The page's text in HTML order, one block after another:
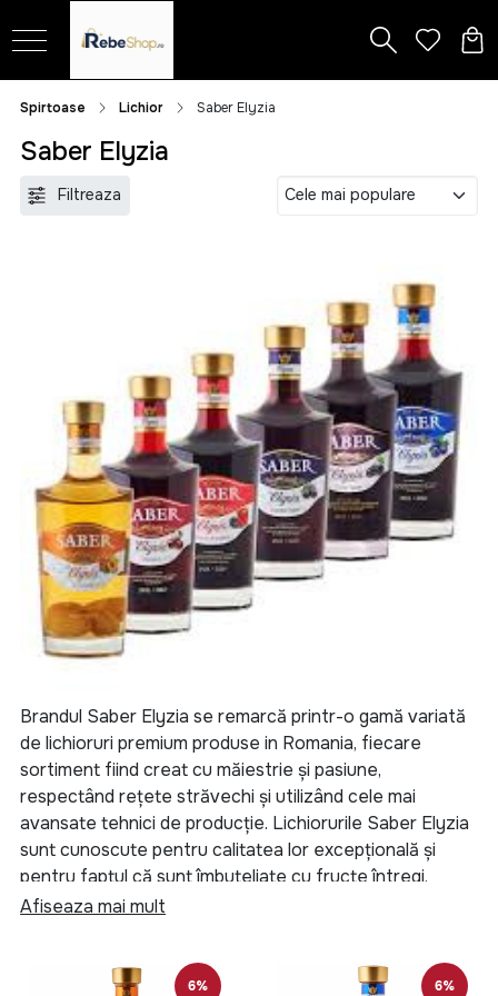
Spirtoase Lichior Saber Elyzia
Saber Elyzia
Filtreaza
Brandul Saber Elyzia se remarcă printr-o gamă variată
de lichioruri premium produse in Romania, fiecare
sortiment fiind creat cu măiestrie și pasiune,
respectând rețete străvechi și utilizând cele mai
avansate tehnici de producție. Lichiorurile Saber Elyzia
sunt cunoscute pentru calitatea lor excepțională și
pentru faptul că sunt îmbuteliate cu fructe întregi,
conservate natural, ceea ce le conferă o aromă
Sortimentele de Lichior Saber Elyzia includ:
Afiseaza mai mult
6% 6%